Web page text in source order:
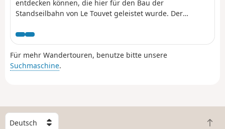
entdecken können, die hier für den Bau der
Standseilbahn von Le Touvet geleistet wurde. Der
schonen, mit der Standseilbahn. (Achtung): Diese Route
ist derzeit gesperrt, siehe Erläuterungen hier
(Anmerkung eines Wanderers) vom 18. Juni 2023: kleiner
schwieriger Abschnitt: die Überquerung der Geröllhalde,
Für mehr Wandertouren, benutze bitte unsere
Suchmaschine.
W